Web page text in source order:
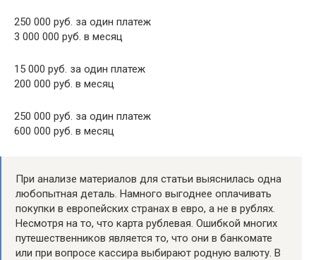
250 000 руб. за один платеж
3 000 000 руб. в месяц
15 000 руб. за один платеж
200 000 руб. в месяц
250 000 руб. за один платеж
600 000 руб. в месяц
При анализе материалов для статьи выяснилась одна
любопытная деталь. Намного выгоднее оплачивать
покупки в европейских странах в евро, а не в рублях.
Несмотря на то, что карта рублевая. Ошибкой многих
путешественников является то, что они в банкомате
или при вопросе кассира выбирают родную валюту. В